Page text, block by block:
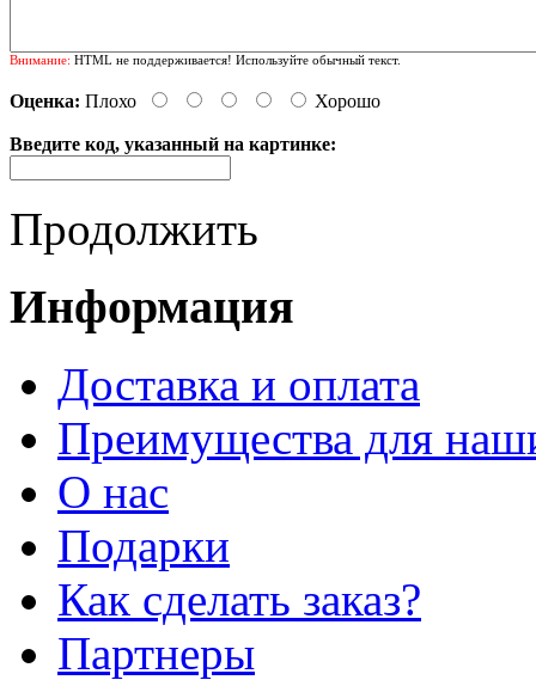
Внимание: HTML не поддерживается! Используйте обычный текст.
Оценка: Плохо Хорошо
Введите код, указанный на картинке:
Продолжить
Информация
Доставка и оплата
Преимущества для
О нас
Подарки
Как сделать заказ?
Партнеры